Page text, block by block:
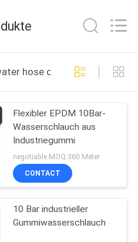
hose online manufacture
Flexibler EPDM 10Bar-
Wasserschlauch aus
Industriegummi
negotiable MOQ:360 Meter
CONTACT
10 Bar industrieller
Gummiwasserschlauch